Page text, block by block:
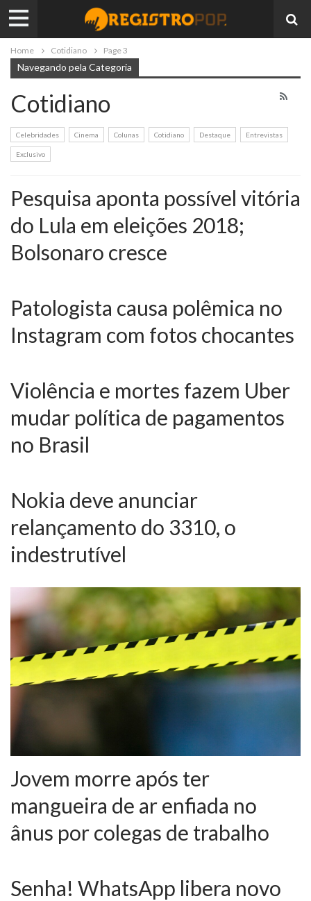
Home Cotidiano Page 3
Navegando pela Categoria
Cotidiano
Celebridades Cinema Colunas Cotidiano Destaque Entrevistas
Exclusivo
Pesquisa aponta possível vitória
do Lula em eleições 2018;
Bolsonaro cresce
Patologista causa polêmica no
Instagram com fotos chocantes
Violência e mortes fazem Uber
mudar política de pagamentos
no Brasil
Nokia deve anunciar
relançamento do 3310, o
indestrutível
Jovem morre após ter
mangueira de ar enfiada no
ânus por colegas de trabalho
Senha! WhatsApp libera novo